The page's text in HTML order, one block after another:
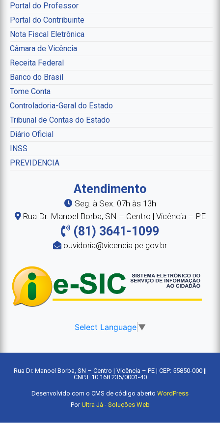
Portal do Professor
Portal do Contribuinte
Nota Fiscal Eletrônica
Câmara de Vicência
Receita Federal
Banco do Brasil
Tome Conta
Controladoria-Geral do Estado
Tribunal de Contas do Estado
Diário Oficial
INSS
PREVIDENCIA
Atendimento
Seg. à Sex. 07h às 13h
Rua Dr. Manoel Borba, SN – Centro | Vicência – PE
(81) 3641-1099
ouvidoria@vicencia.pe.gov.br
Select Language ▼
Rua Dr. Manoel Borba, SN – Centro | Vicência – PE | CEP: 55850-000 ||
CNPJ: 10.168.235/0001-40
Desenvolvido com o CMS de código aberto WordPress
PorUltra Já - Soluções Web